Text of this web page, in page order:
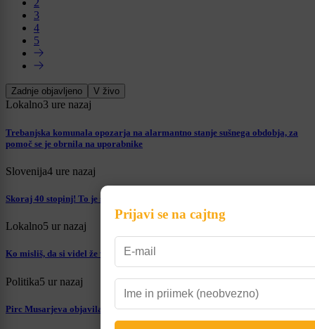
2
3
4
5
Zadnje objavljeno V živo
Lokalno3 ure nazaj
Trebanjska komunala opozarja na alarmantno stanje sušnega obdobja, za
pomoč se je obrnila na uporabnike
Slovenija4 ure nazaj
Skoraj 40 stopinj! To je seznam temperaturnih rekordov po Sloveniji
Lokalno5 ur nazaj
Ko misliš, da si videl že vse ... Na Dolenjskem izginila kar pokošena trava
Politika5 ur nazaj
Pirc Musarjeva objavila odpustno pismo in odgovorila na govorice
Prijavi se na cajtng